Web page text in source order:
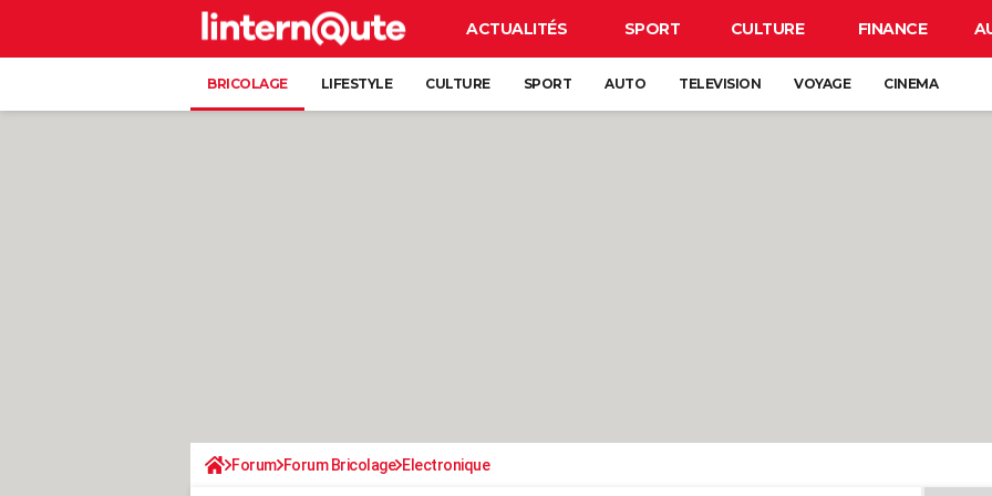
ACTUALITÉS SPORT CULTURE FINANCE
BRICOLAGE LIFESTYLE CULTURE SPORT AUTO TELEVISION VOYAGE CINEMA
Forum Forum Bricolage Electronique